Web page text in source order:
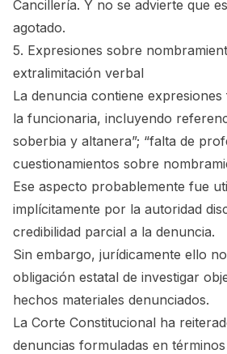
Cancillería. Y no se advierte que
agotado.
5. Expresiones sobre
extralimitación verbal
La denuncia contiene
la funcionaria, incluyendo
soberbia y altanera”; “falta de
cuestionamientos sobre
Ese aspecto probablemente fue
implícitamente por la autoridad
credibilidad parcial a la denuncia.
Sin embargo, jurídicamente ello
obligación estatal de investigar
hechos materiales denunciados.
La Corte Constitucional ha
denuncias formuladas en